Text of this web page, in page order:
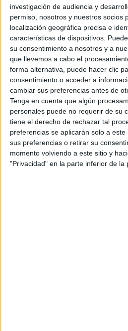
investigación de audiencia y
permiso, nosotros y nuestros socios
localización geográfica precisa e
características de dispositivos.
su consentimiento a nosotros y a
que llevemos a cabo el
forma alternativa, puede hacer clic
consentimiento o acceder a
cambiar sus preferencias antes de
Tenga en cuenta que algún
personales puede no requerir de su
tiene el derecho de rechazar tal
preferencias se aplicarán solo a
sus preferencias o retirar su
momento volviendo a este sitio y
"Privacidad" en la parte inferior de la
Circuitos
F1
Fórmula E
F2 / F3 / F4
Resistencia
Indycar
Otros
Producto
Producto
Web pensada para poder
productos propios y
aficionados los puedan